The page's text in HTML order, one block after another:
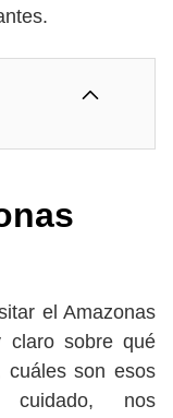
el Amazonas
claro sobre qué
cuáles son esos
cuidado, nos